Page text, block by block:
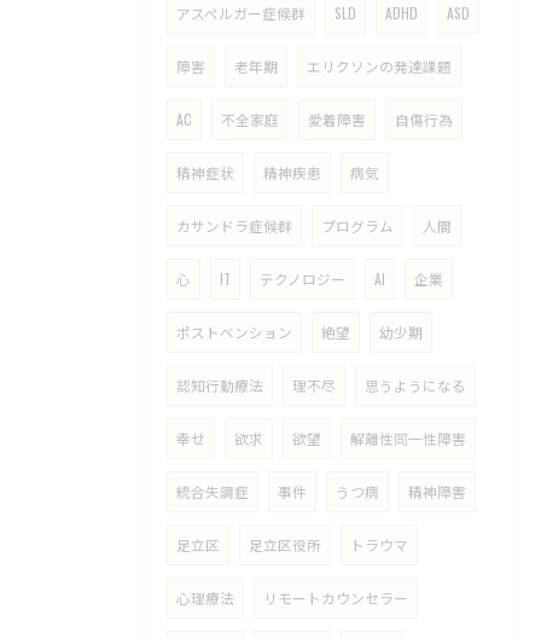
アスペルガー症候群 SLD ADHD ASD
障害 老年期 エリクソンの発達課題
AC 不全家庭 愛着障害 自傷行為
精神症状 精神疾患 病気
カサンドラ症候群 プログラム 人間
心 IT テクノロジー AI 企業
ポストベンション 絶望 幼少期
認知行動療法 理不尽 思うようになる
幸せ 欲求 欲望 解離性同一性障害
統合失調症 事件 うつ病 精神障害
足立区 足立区役所 トラウマ
心理療法 リモートカウンセラー